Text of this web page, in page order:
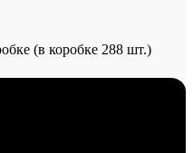
(в коробке 288 шт.)